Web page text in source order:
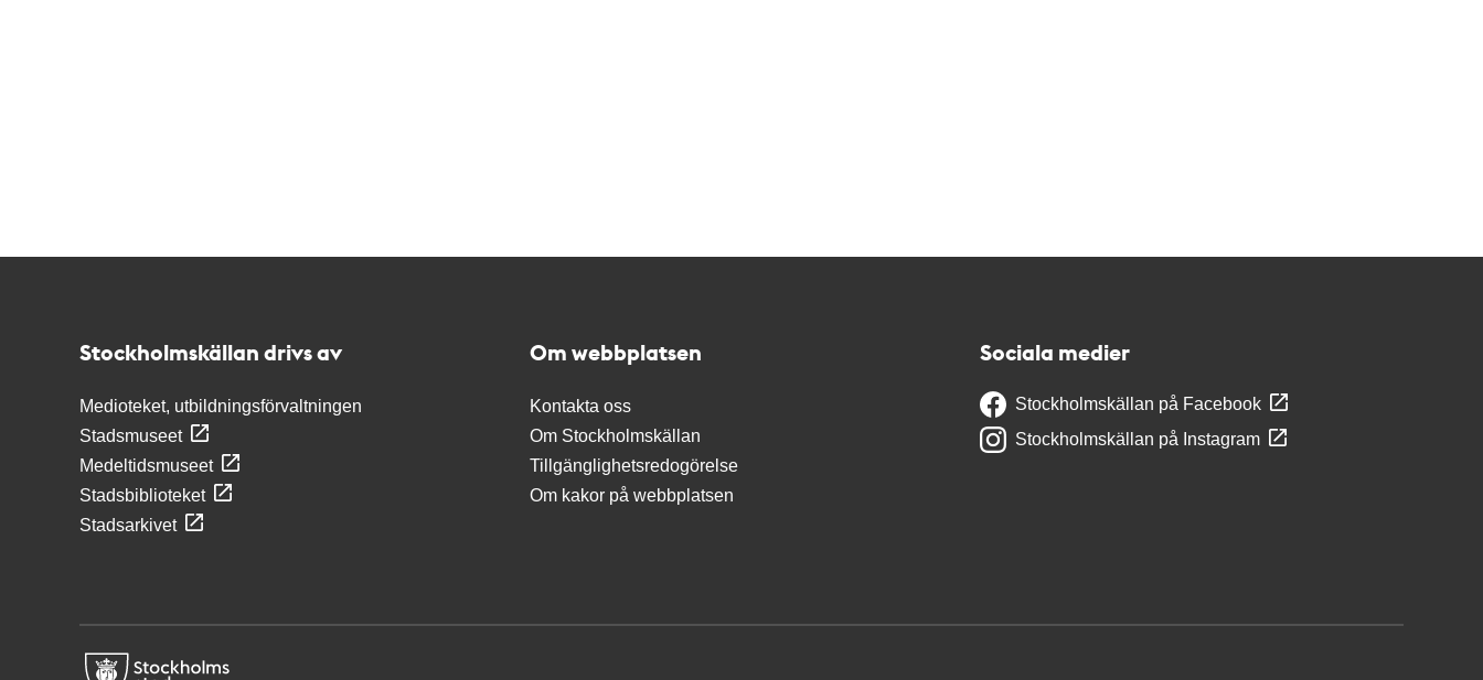
Stockholmskällan drivs av
Medioteket, utbildningsförvaltningen
Stadsmuseet
Medeltidsmuseet
Stadsbiblioteket
Stadsarkivet
Om webbplatsen
Kontakta oss
Om Stockholmskällan
Tillgänglighetsredogörelse
Om kakor på webbplatsen
Sociala medier
Stockholmskällan på Facebook
Stockholmskällan på Instagram